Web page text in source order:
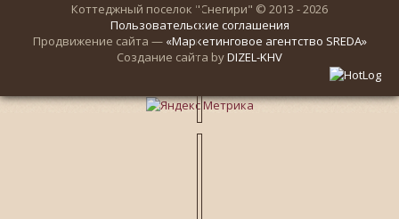
Коттеджный поселок "Снегири" © 2013 - 2026
Пользовательские соглашения
Продвижение сайта — «Маркетинговое агентство SREDA»
Создание сайта byDIZEL-KHV